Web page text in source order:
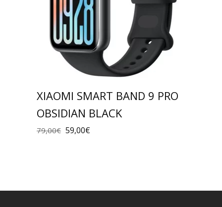
XIAOMI SMART BAND 9 PRO
OBSIDIAN BLACK
79,00€ 59,00€